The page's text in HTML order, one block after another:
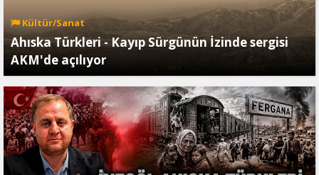
Kültür/Sanat
Ahıska Türkleri - Kayıp Sürgünün İzinde sergisi
AKM'de açılıyor